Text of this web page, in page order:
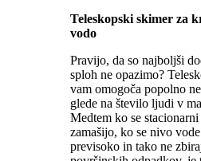
Teleskopski skimer za
vodo
Pravijo, da so najboljši
sploh ne opazimo?
vam omogoča popolno
glede na število ljudi v
Medtem ko se
zamašijo, ko se nivo
previsoko in tako ne